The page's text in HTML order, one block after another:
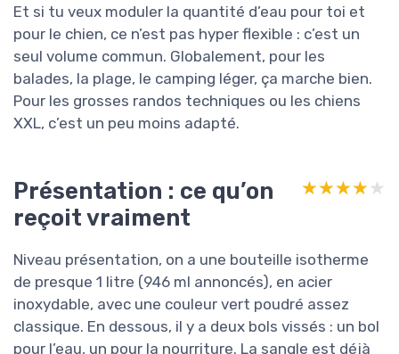
Et si tu veux moduler la quantité d’eau pour toi et
pour le chien, ce n’est pas hyper flexible : c’est un
seul volume commun. Globalement, pour les
balades, la plage, le camping léger, ça marche bien.
Pour les grosses randos techniques ou les chiens
XXL, c’est un peu moins adapté.
Présentation : ce qu’on
reçoit vraiment
★★★★★
★★★★★
Niveau présentation, on a une bouteille isotherme
de presque 1 litre (946 ml annoncés), en acier
inoxydable, avec une couleur vert poudré assez
classique. En dessous, il y a deux bols vissés : un bol
pour l’eau, un pour la nourriture. La sangle est déjà